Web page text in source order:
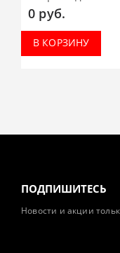
0 руб.
В КОРЗИНУ
ПОДПИШИТЕСЬ
Новости и акции